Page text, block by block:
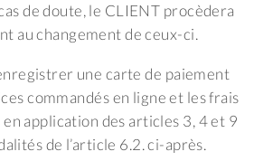
de doute, le CLIENT procèdera
au changement de ceux-ci.
une carte de paiement
commandés en ligne et les frais
application des articles 3, 4 et 9
de l’article 6.2. ci-après.